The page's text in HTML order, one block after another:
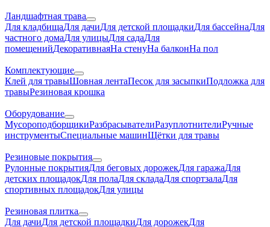
Ландшафтная трава
Для кладбищаДля дачиДля детской площадкиДля бассейнаДля
частного домаДля улицыДля садаДля
помещенийДекоративнаяНа стенуНа балконНа пол
Комплектующие
Клей для травыШовная лентаПесок для засыпкиПодложка для
травыРезиновая крошка
Оборудование
МусороподборщикиРазбрасывателиРазуплотнителиРучные
инструментыСпециальные машинЩётки для травы
Резиновые покрытия
Рулонные покрытияДля беговых дорожекДля гаражаДля
детских площадокДля полаДля складаДля спортзалаДля
спортивных площадокДля улицы
Резиновая плитка
Для дачиДля детской площадкиДля дорожекДля